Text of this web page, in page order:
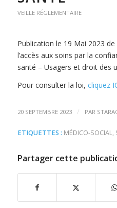
VEILLE RÉGLEMENTAIRE
Publication le 19 Mai 2023
l’accès aux soins par la
santé – Usagers et droit des
Pour consulter la loi, cliquez
20 SEPTEMBRE 2023 / PAR
ETIQUETTES : MÉDICO-SOCIAL,
Partager cette